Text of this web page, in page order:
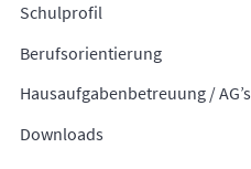
Schulprofil
Berufsorientierung
Hausaufgabenbetreuung / AG’s
Downloads